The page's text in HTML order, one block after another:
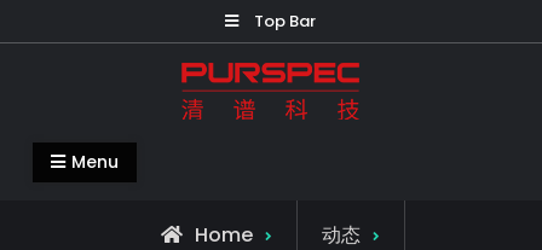
Top Bar
清谱科技中国官网-PURSPEC-让人类生
Menu
Home 动态